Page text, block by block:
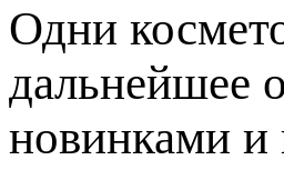
Одни
дальнейшее
новинками и